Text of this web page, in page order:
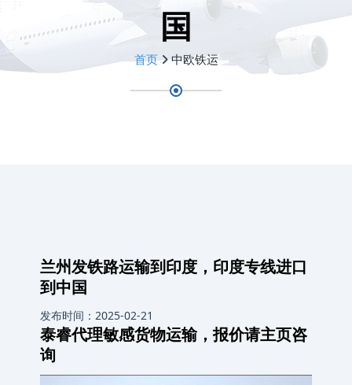
国
首页 中欧铁运
兰州发铁路运输到印度，印度专线进口
到中国
发布时间：2025-02-21
泰睿代理敏感货物运输，报价请主页咨
询